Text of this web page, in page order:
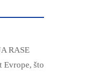
RASE
Evrope, što